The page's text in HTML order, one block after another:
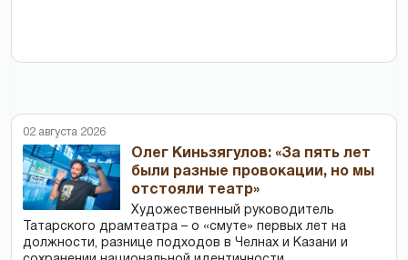
02 августа 2026
Олег Киньзягулов: «За пять лет
были разные провокации, но мы
отстояли театр»
Художественный руководитель
Татарского драмтеатра – о «смуте» первых лет на
должности, разнице подходов в Челнах и Казани и